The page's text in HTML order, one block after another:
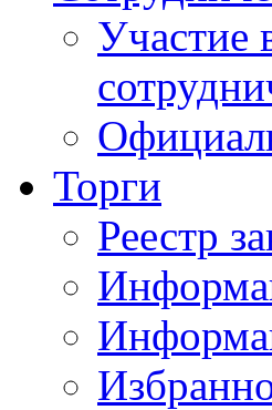
Участие
Торги
Реестр